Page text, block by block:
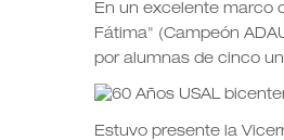
En un excelente marco
Fátima" (Campeón
por alumnas de cinco
Estuvo presente la